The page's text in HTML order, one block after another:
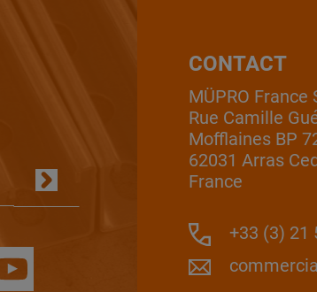
CONTACT
MÜPRO France
Rue Camille
Mofflaines BP
62031 Arras
France
+33 (3) 21